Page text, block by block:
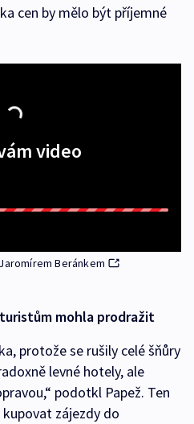
cen by mělo být příjemné
video
Beránkem
mohla prodražit
protože se rušily celé šňůry
levné hotely, ale
podotkl Papež. Ten
zájezdy do